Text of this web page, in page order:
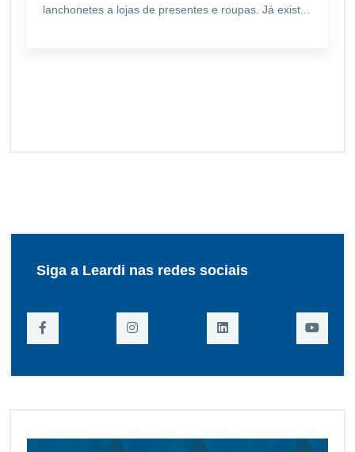
lanchonetes a lojas de presentes e roupas. Já exist...
Siga a Leardi nas redes sociais